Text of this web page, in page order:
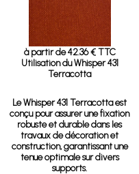
à partir de 42.36 € TTC
Utilisation du Whisper 431
Terracotta
Le Whisper 431 Terracotta est
conçu pour assurer une fixation
robuste et durable dans les
travaux de décoration et
construction, garantissant une
tenue optimale sur divers
supports.